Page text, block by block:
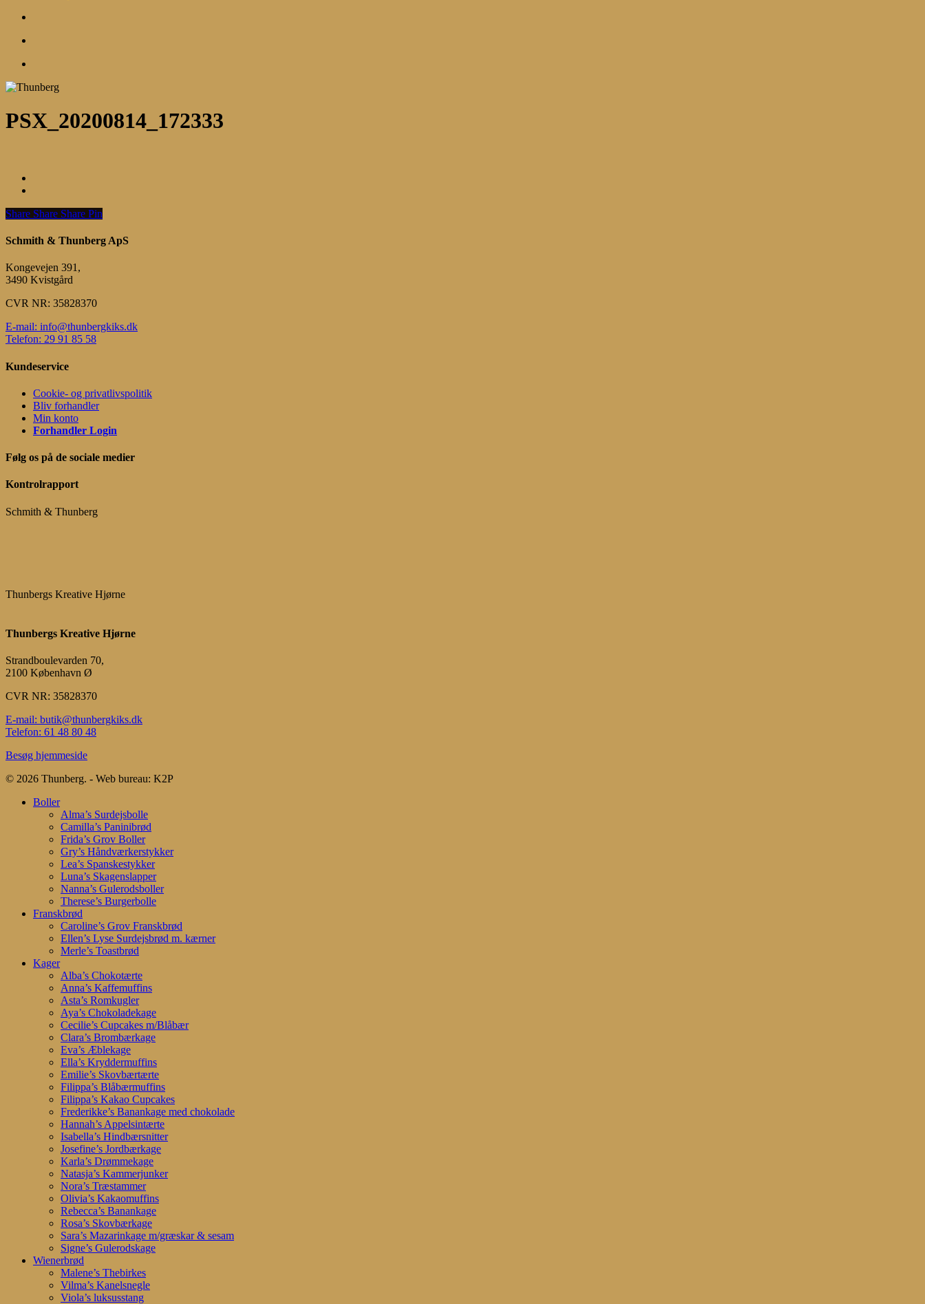
PSX_20200814_172333
Share
Share Share Share Pin
Schmith & Thunberg ApS
Kongevejen 391,
3490 Kvistgård
CVR NR: 35828370
E-mail: info@thunbergkiks.dk
Telefon: 29 91 85 58
Kundeservice
Cookie- og privatlivspolitik
Bliv forhandler
Min konto
Forhandler Login
Følg os på de sociale medier
Kontrolrapport
Schmith & Thunberg
Thunbergs Kreative Hjørne
Thunbergs Kreative Hjørne
Strandboulevarden 70,
2100 København Ø
CVR NR: 35828370
E-mail: butik@thunbergkiks.dk
Telefon: 61 48 80 48
Besøg hjemmeside
© 2026 Thunberg. - Web bureau: K2P
Close
Boller
Alma’s Surdejsbolle
Camilla’s Paninibrød
Frida’s Grov Boller
Gry’s Håndværkerstykker
Lea’s Spanskestykker
Luna’s Skagenslapper
Nanna’s Gulerodsboller
Therese’s Burgerbolle
Franskbrød
Caroline’s Grov Franskbrød
Ellen’s Lyse Surdejsbrød m. kærner
Merle’s Toastbrød
Kager
Alba’s Chokotærte
Anna’s Kaffemuffins
Asta’s Romkugler
Aya’s Chokoladekage
Cecilie’s Cupcakes m/Blåbær
Clara’s Brombærkage
Eva’s Æblekage
Ella’s Kryddermuffins
Emilie’s Skovbærtærte
Filippa’s Blåbærmuffins
Filippa’s Kakao Cupcakes
Frederikke’s Banankage med chokolade
Hannah’s Appelsintærte
Isabella’s Hindbærsnitter
Josefine’s Jordbærkage
Karla’s Drømmekage
Natasja’s Kammerjunker
Nora’s Træstammer
Olivia’s Kakaomuffins
Rebecca’s Banankage
Rosa’s Skovbærkage
Sara’s Mazarinkage m/græskar & sesam
Signe’s Gulerodskage
Wienerbrød
Malene’s Thebirkes
Vilma’s Kanelsnegle
Viola’s luksusstang